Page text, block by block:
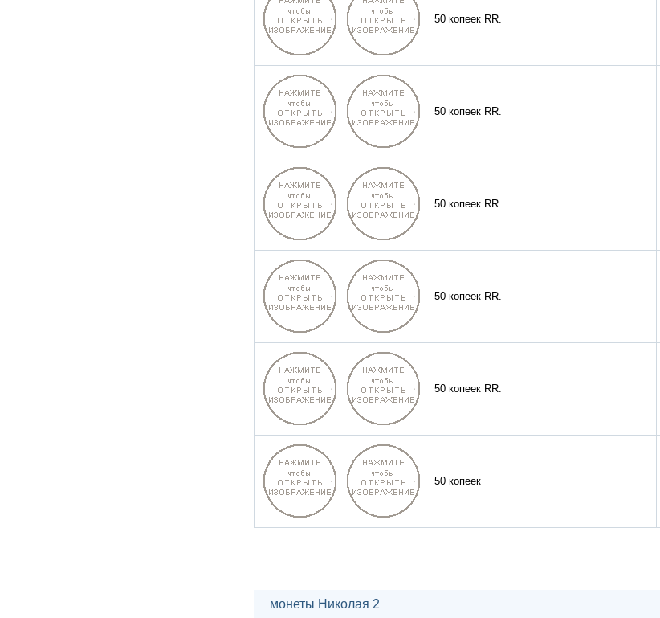
50 копеек RR.
50 копеек RR.
50 копеек RR.
50 копеек RR.
50 копеек RR.
50 копеек
монеты Николая 2